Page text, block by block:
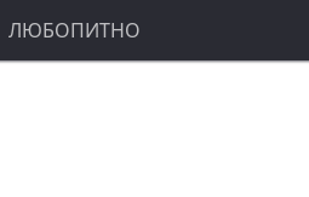
ЛЮБОПИТНО